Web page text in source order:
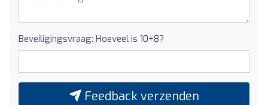
Beveiligingsvraag: Hoeveel is 10+8?
Feedback verzenden